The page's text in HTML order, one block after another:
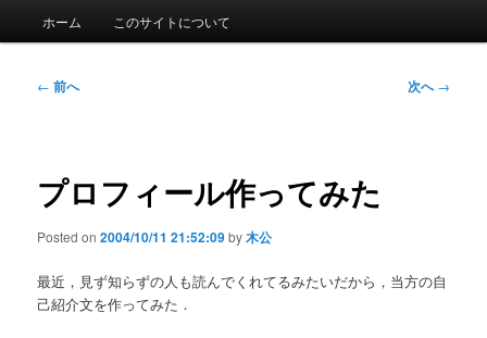
へ
ホーム このサイトについて
投
ー
ョ
← 前へ 次へ→
プロフィール作ってみた
Posted on2004/10/11 21:52:09by木公
最近，見ず知らずの人も読んでくれてるみたいだから，当方の自
己紹介文を作ってみた．